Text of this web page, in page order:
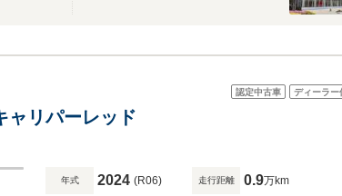
認定中古車 ディーラー
ャリパーレッド
年式 2024 (R06) 走行距離 0.9万km